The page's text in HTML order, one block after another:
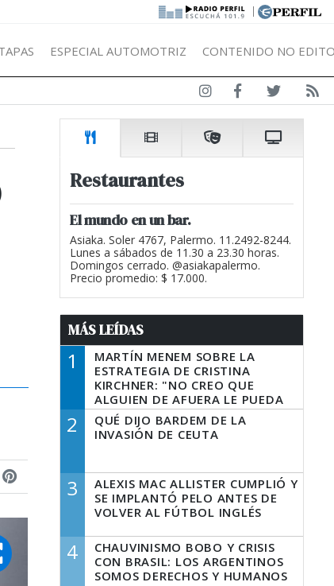
|
ESPECIAL AUTOMOTRIZ CONTENIDO NO
Restaurantes
El mundo en un bar.
Asiaka. Soler 4767, Palermo. 11.2492-8244.
Lunes a sábados de 11.30 a 23.30 horas.
Domingos cerrado. @asiakapalermo.
Precio promedio: $ 17.000.
MÁS LEÍDAS
1
MARTÍN MENEM SOBRE LA
ESTRATEGIA DE CRISTINA
KIRCHNER: "NO CREO QUE
ALGUIEN DE AFUERA LE PUEDA
DECIR A LA JUSTICIA LO QUE
TIENE QUE HACER"
2
QUÉ DIJO BARDEM DE LA
INVASIÓN DE CEUTA
3
ALEXIS MAC ALLISTER CUMPLIÓ Y
SE IMPLANTÓ PELO ANTES DE
VOLVER AL FÚTBOL INGLÉS
4
CHAUVINISMO BOBO Y CRISIS
CON BRASIL: LOS ARGENTINOS
SOMOS DERECHOS Y HUMANOS